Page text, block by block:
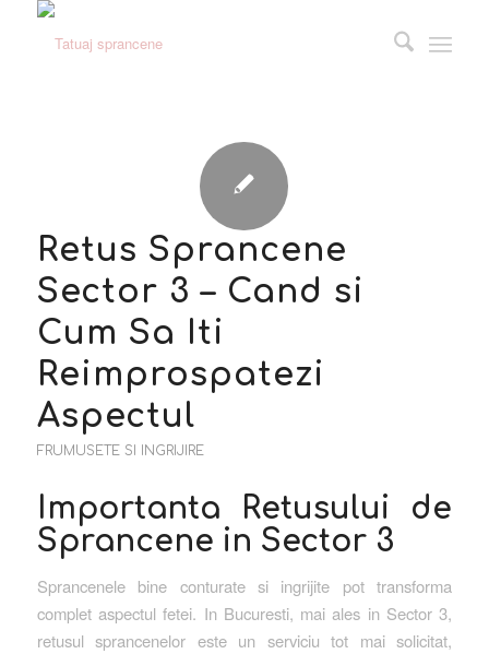
Retus Sprancene
Sector 3 – Cand si
Cum Sa Iti
Reimprospatezi
Aspectul
FRUMUSETE SI INGRIJIRE
Importanta Retusului de
Sprancene in Sector 3
Sprancenele bine conturate si ingrijite pot transforma
complet aspectul fetei. In Bucuresti, mai ales in Sector 3,
retusul sprancenelor este un serviciu tot mai solicitat,